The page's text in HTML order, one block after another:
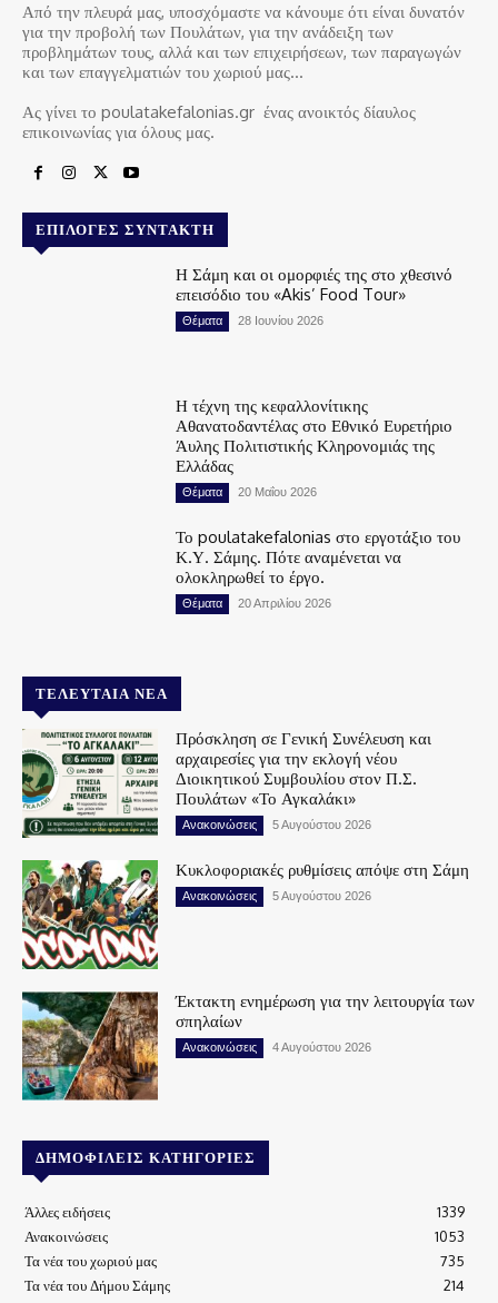
Από την πλευρά μας, υποσχόμαστε να κάνουμε ότι είναι δυνατόν
για την προβολή των Πουλάτων, για την ανάδειξη των
προβλημάτων τους, αλλά και των επιχειρήσεων, των παραγωγών
και των επαγγελματιών του χωριού μας…
Ας γίνει το poulatakefalonias.gr ένας ανοικτός δίαυλος
επικοινωνίας για όλους μας.
ΕΠΙΛΟΓΈΣ ΣΥΝΤΆΚΤΗ
Η Σάμη και οι ομορφιές της στο χθεσινό
επεισόδιο του «Akis’ Food Tour»
Θέματα 28 Ιουνίου 2026
Η τέχνη της κεφαλλονίτικης
Αθανατοδαντέλας στο Εθνικό Ευρετήριο
Άυλης Πολιτιστικής Κληρονομιάς της
Ελλάδας
Θέματα 20 Μαΐου 2026
Το poulatakefalonias στο εργοτάξιο του
Κ.Υ. Σάμης. Πότε αναμένεται να
ολοκληρωθεί το έργο.
Θέματα 20 Απριλίου 2026
ΤΕΛΕΥΤΑΊΑ ΝΈΑ
Πρόσκληση σε Γενική Συνέλευση και
αρχαιρεσίες για την εκλογή νέου
Διοικητικού Συμβουλίου στον Π.Σ.
Πουλάτων «Το Αγκαλάκι»
Ανακοινώσεις 5 Αυγούστου 2026
Κυκλοφοριακές ρυθμίσεις απόψε στη Σάμη
Ανακοινώσεις 5 Αυγούστου 2026
Έκτακτη ενημέρωση για την λειτουργία των
σπηλαίων
Ανακοινώσεις 4 Αυγούστου 2026
ΔΗΜΟΦΙΛΕΊΣ ΚΑΤΗΓΟΡΊΕΣ
Άλλες ειδήσεις
1339
Ανακοινώσεις
1053
Τα νέα του χωριού μας
735
Τα νέα του Δήμου Σάμης
214